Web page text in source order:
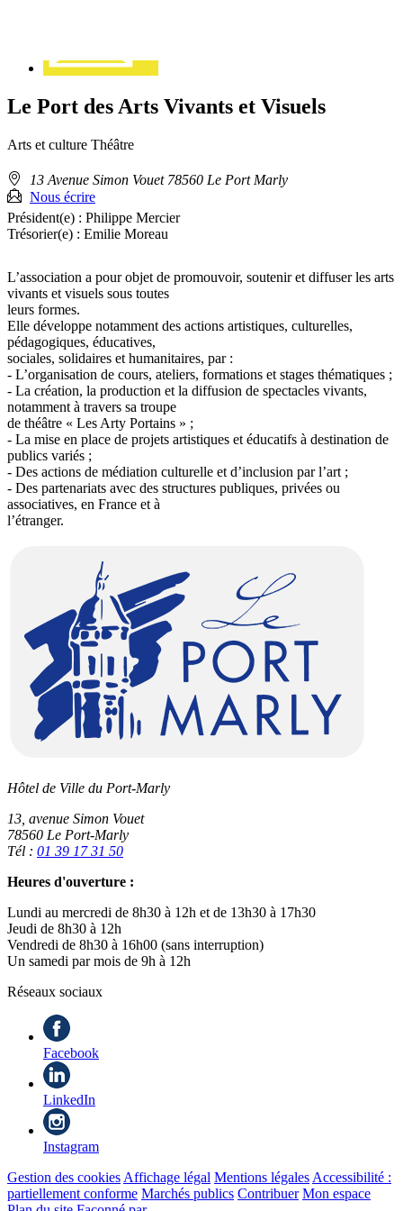
Le Port des Arts Vivants et Visuels
Arts et culture Théâtre
Adresse
:
13 Avenue Simon Vouet 78560 Le Port Marly
Nous écrire
Président(e) : Philippe Mercier
Trésorier(e) : Emilie Moreau
L’association a pour objet de promouvoir, soutenir et diffuser les arts
vivants et visuels sous toutes
leurs formes.
Elle développe notamment des actions artistiques, culturelles,
pédagogiques, éducatives,
sociales, solidaires et humanitaires, par :
- L’organisation de cours, ateliers, formations et stages thématiques ;
- La création, la production et la diffusion de spectacles vivants,
notamment à travers sa troupe
de théâtre « Les Arty Portains » ;
- La mise en place de projets artistiques et éducatifs à destination de
publics variés ;
- Des actions de médiation culturelle et d’inclusion par l’art ;
- Des partenariats avec des structures publiques, privées ou
associatives, en France et à
l’étranger.
Hôtel de Ville du Port-Marly
13, avenue Simon Vouet
78560 Le Port-Marly
Tél : 01 39 17 31 50
Heures d'ouverture :
Lundi au mercredi de 8h30 à 12h et de 13h30 à 17h30
Jeudi de 8h30 à 12h
Vendredi de 8h30 à 16h00 (sans interruption)
Un samedi par mois de 9h à 12h
Réseaux sociaux
Facebook
LinkedIn
Instagram
Gestion des cookies Affichage légal Mentions légales Accessibilité :
partiellement conforme Marchés publics Contribuer Mon espace